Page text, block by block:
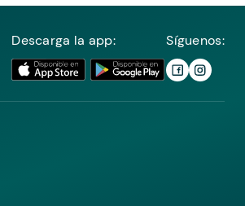
Descarga la app: Síguenos: